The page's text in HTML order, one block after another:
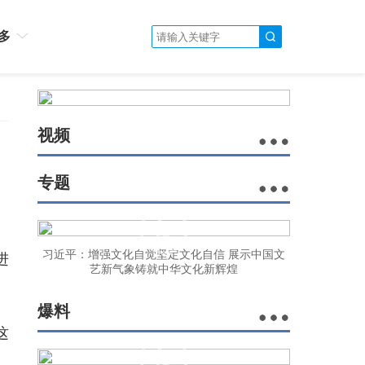
视频
专题
习近平：增强文化自觉坚定文化自信 展示中国文
艺新气象铸就中华文化新辉煌
爆料